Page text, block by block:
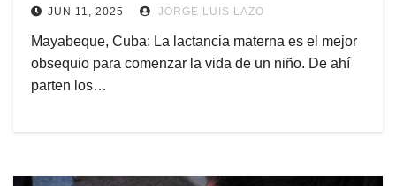
JUN 11, 2025 JORGE LUIS LAZO
Mayabeque, Cuba: La lactancia materna es el mejor
obsequio para comenzar la vida de un niño. De ahí
parten los…